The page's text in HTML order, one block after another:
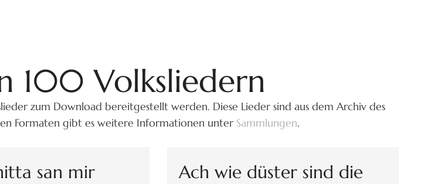
100 Volksliedern
zum Download bereitgestellt werden. Diese Lieder sind aus dem Archiv des
Formaten gibt es weitere Informationen unter Sammlungen.
san mir
Ach wie düster sind die